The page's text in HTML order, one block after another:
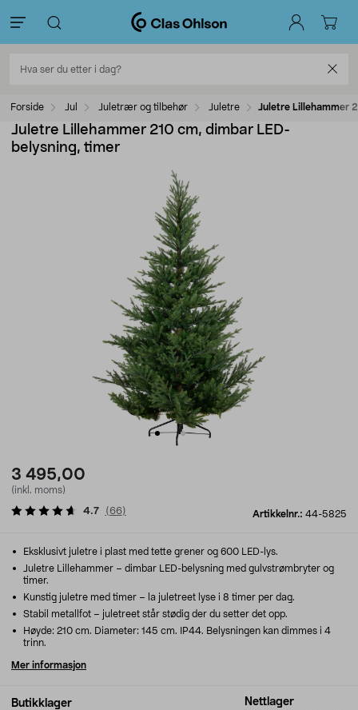
Forside Jul Juletrær og tilbehør Juletre Juletre Lillehammer
Juletre Lillehammer 210 cm, dimbar LED-
belysning, timer
3 495,00
(inkl. moms)
Artikkelnr.: 44-5825
4.7 (66)
Butikklager
Nettlager
Eksklusivt juletre i plast med tette grener og 600 LED-lys.
Juletre Lillehammer – dimbar LED-belysning med gulvstrømbryter og
timer.
Kunstig juletre med timer – la juletreet lyse i 8 timer per dag.
Stabil metallfot – juletreet står stødig der du setter det opp.
Høyde: 210 cm. Diameter: 145 cm. IP44. Belysningen kan dimmes i 4
trinn.
Mer informasjon